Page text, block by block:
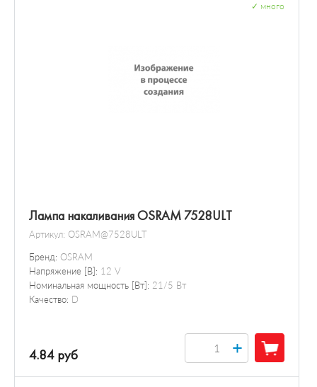
Лампа накаливания OSRAM 7528ULT
Артикул: OSRAM@7528ULT
Бренд: OSRAM
Напряжение [В]: 12 V
Номинальная мощность [Вт]: 21/5 Вт
Качество: D
много
4.84 руб +